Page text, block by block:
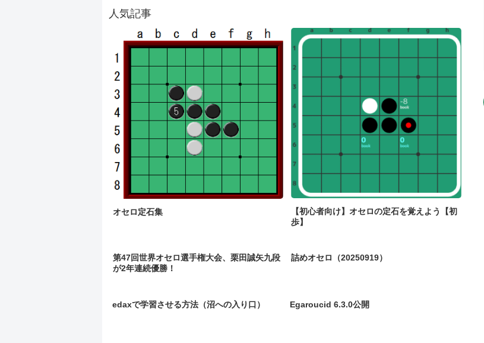
人気記事
オセロ定石集
【初心者向け】オセロの定石を覚えよう【初
歩】
第47回世界オセロ選手権大会、栗田誠矢九段
が2年連続優勝！
詰めオセロ（20250919）
edaxで学習させる方法（沼への入り口） Egaroucid 6.3.0公開